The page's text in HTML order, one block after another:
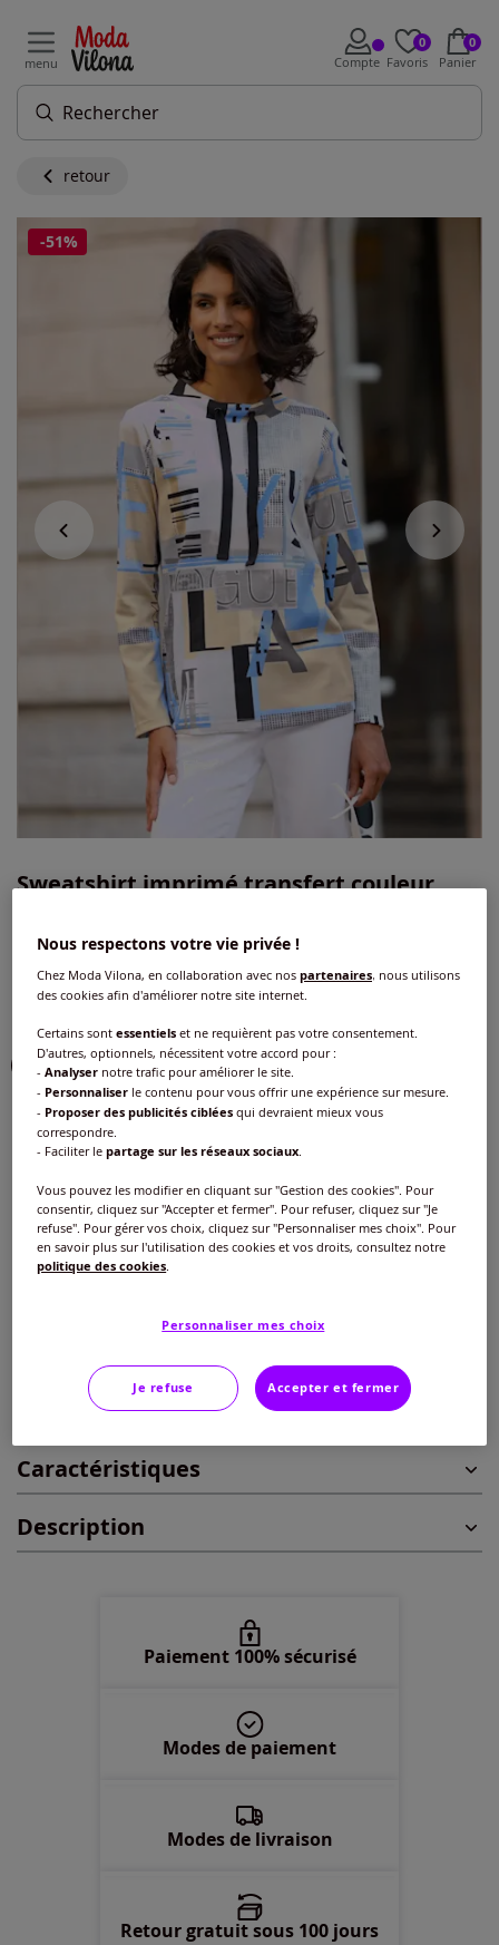
menu Compte
0
Favoris
0
Panier
retour
-51%
Sweatshirt imprimé transfert couleur
Réf : 130.542.035 5/5
Couleur :
bleu ciel-écru imprimé
Choisir une couleur :
Taille :
Veuillez sélectionner une taille
40 -En stock
En stock
48 -En stock
50 -En stock
Guide des tailles
*Dans la limite des stocks disponibles
Caractéristiques
Description
Paiement 100% sécurisé
Modes de paiement
Modes de livraison
Retour gratuit sous 100 jours
Nous respectons votre vie privée !
Chez Moda Vilona, en collaboration avec nospartenaires, nous utilisons
des cookies afin d'améliorer notre site internet.
Certains sontessentiels et ne requièrent pas votre consentement.
D'autres, optionnels, nécessitent votre accord pour :
-Analyser notre trafic pour améliorer le site.
- Personnaliser le contenu pour vous offrir une expérience sur mesure.
- Proposer des publicités ciblées qui devraient mieux vous
correspondre.
- Faciliter lepartage sur les réseaux sociaux.
Vous pouvez les modifier en cliquant sur "Gestion des cookies". Pour
consentir, cliquez sur "Accepter et fermer". Pour refuser, cliquez sur "Je
refuse". Pour gérer vos choix, cliquez sur "Personnaliser mes choix". Pour
en savoir plus sur l'utilisation des cookies et vos droits, consultez notre
politique des cookies.
Personnaliser mes choix
Je refuse Accepter et fermer